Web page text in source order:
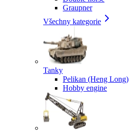
Graupner
Všechny kategorie
Tanky
Pelikan (Heng Long)
Hobby engine